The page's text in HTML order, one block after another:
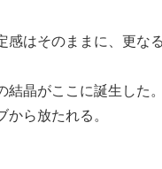
感はそのままに、更な
晶がここに誕生した。
ら放たれる。